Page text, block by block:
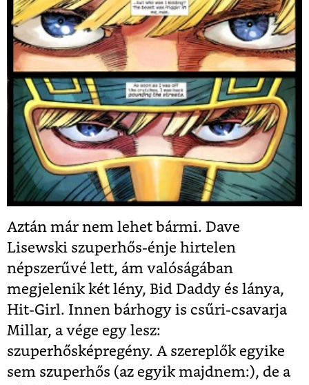
Aztán már nem lehet bármi. Dave
Lisewski szuperhős-énje hirtelen
népszerűvé lett, ám valóságában
megjelenik két lény, Bid Daddy és lánya,
Hit-Girl. Innen bárhogy is csűri-csavarja
Millar, a vége egy lesz:
szuperhősképregény. A szereplők egyike
sem szuperhős (az egyik majdnem:), de a